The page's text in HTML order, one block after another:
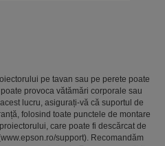
pe tavan sau pe perete poate
provoca vătămări corporale sau
lucru, asigurați-vă că suportul de
folosind toate punctele de montare
care poate fi descărcat de
support). Recomandăm